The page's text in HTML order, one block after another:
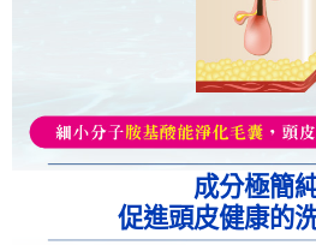
成分極簡
促進頭皮健康的